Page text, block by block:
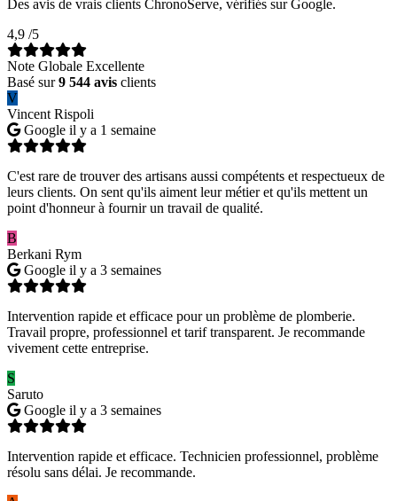
Des avis de vrais clients ChronoServe, vérifiés sur Google.
4,9 /5
Note Globale Excellente
Basé sur9 544 avis clients
V
Vincent Rispoli
Google il y a 1 semaine
C'est rare de trouver des artisans aussi compétents et respectueux de
leurs clients. On sent qu'ils aiment leur métier et qu'ils mettent un
point d'honneur à fournir un travail de qualité.
B
Berkani Rym
Google il y a 3 semaines
Intervention rapide et efficace pour un problème de plomberie.
Travail propre, professionnel et tarif transparent. Je recommande
vivement cette entreprise.
S
Saruto
Google il y a 3 semaines
Intervention rapide et efficace. Technicien professionnel, problème
résolu sans délai. Je recommande.